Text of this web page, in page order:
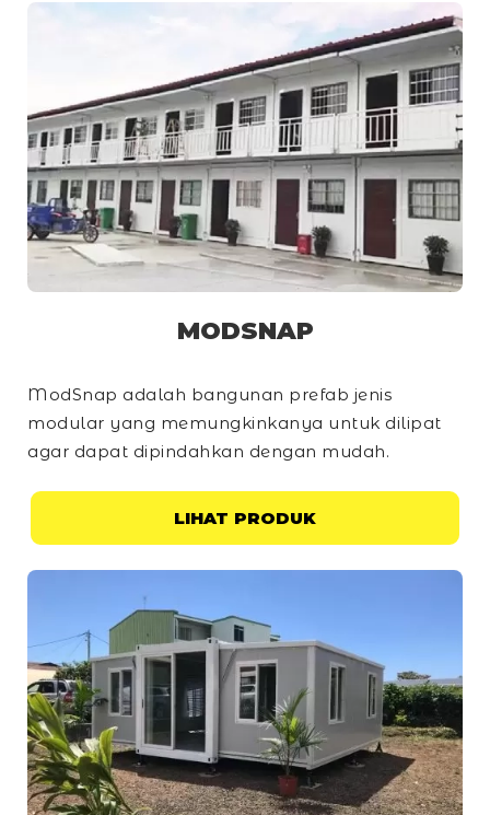
MODSNAP
ModSnap adalah bangunan prefab jenis
modular yang memungkinkanya untuk dilipat
agar dapat dipindahkan dengan mudah.
LIHAT PRODUK